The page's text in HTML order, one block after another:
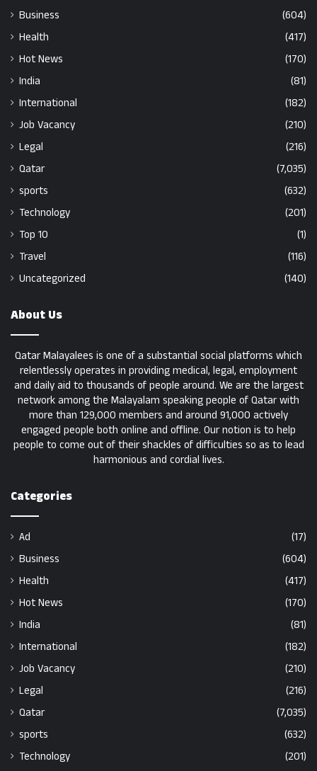
Business
(604)
Health
(417)
Hot News
(170)
India
(81)
International
(182)
Job Vacancy
(210)
Legal
(216)
Qatar
(7,035)
sports
(632)
Technology
(201)
Top 10
(1)
Travel
(116)
Uncategorized
(140)
About Us
Qatar Malayalees is one of a substantial social platforms which
relentlessly operates in providing medical, legal, employment
and daily aid to thousands of people around. We are the largest
network among the Malayalam speaking people of Qatar with
more than 129,000 members and around 91,000 actively
engaged people both online and offline. Our notion is to help
people to come out of their shackles of difficulties so as to lead
harmonious and cordial lives.
Categories
Ad
(17)
Business
(604)
Health
(417)
Hot News
(170)
India
(81)
International
(182)
Job Vacancy
(210)
Legal
(216)
Qatar
(7,035)
sports
(632)
Technology
(201)